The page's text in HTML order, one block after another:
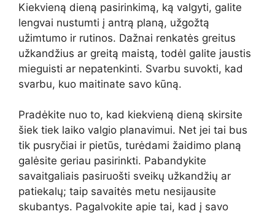
Kiekvieną dieną pasirinkimą, ką valgyti, galite
lengvai nustumti į antrą planą, užgožtą
užimtumo ir rutinos. Dažnai renkatės greitus
užkandžius ar greitą maistą, todėl galite jaustis
mieguisti ar nepatenkinti. Svarbu suvokti, kad
svarbu, kuo maitinate savo kūną.
Pradėkite nuo to, kad kiekvieną dieną skirsite
šiek tiek laiko valgio planavimui. Net jei tai bus
tik pusryčiai ir pietūs, turėdami žaidimo planą
galėsite geriau pasirinkti. Pabandykite
savaitgaliais pasiruošti sveikų užkandžių ar
patiekalų; taip savaitės metu nesijausite
skubantys. Pagalvokite apie tai, kad į savo